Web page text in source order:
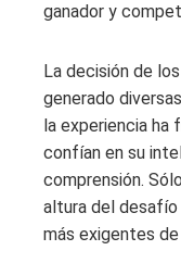
ganador y
La decisión de
generado
la experiencia ha
confían en su
comprensión.
altura del desafío
más exigentes de